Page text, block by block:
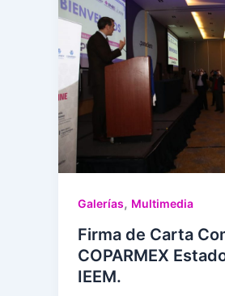
Galerías, Multimedia
Firma de Carta
COPARMEX
IEEM.